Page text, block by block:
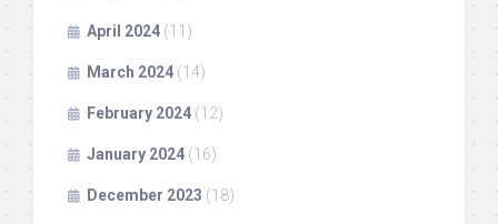
April 2024 (11)
March 2024 (14)
February 2024 (12)
January 2024 (16)
December 2023 (18)